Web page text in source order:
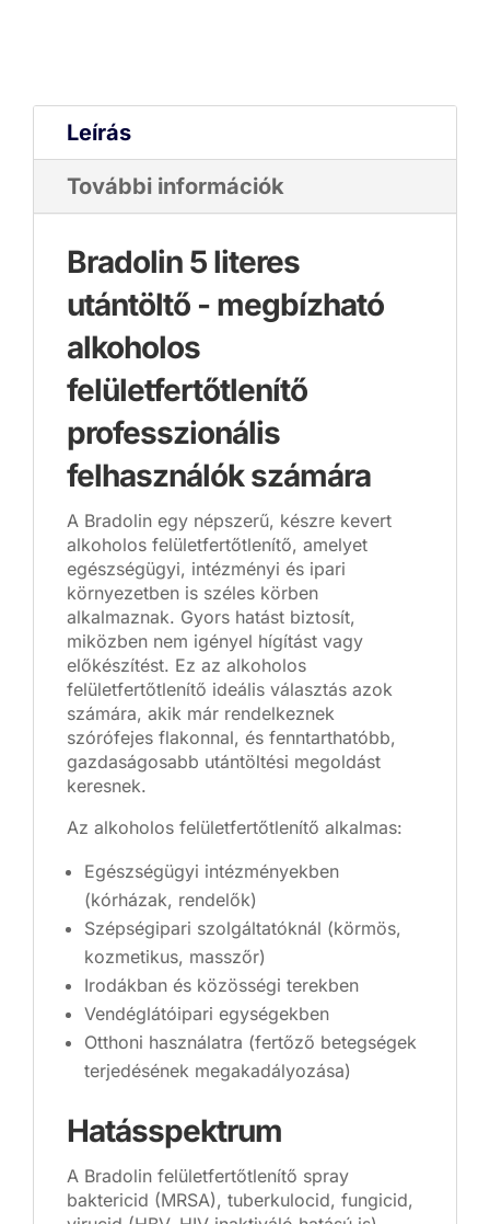
Leírás
További információk
Bradolin 5 literes
utántöltő - megbízható
alkoholos
felületfertőtlenítő
professzionális
felhasználók számára
A Bradolin egy népszerű, készre kevert
alkoholos felületfertőtlenítő, amelyet
egészségügyi, intézményi és ipari
környezetben is széles körben
alkalmaznak. Gyors hatást biztosít,
miközben nem igényel hígítást vagy
előkészítést. Ez az alkoholos
felületfertőtlenítő ideális választás azok
számára, akik már rendelkeznek
szórófejes flakonnal, és fenntarthatóbb,
gazdaságosabb utántöltési megoldást
keresnek.
Az alkoholos felületfertőtlenítő alkalmas:
Egészségügyi intézményekben
(kórházak, rendelők)
Szépségipari szolgáltatóknál (körmös,
kozmetikus, masszőr)
Irodákban és közösségi terekben
Vendéglátóipari egységekben
Otthoni használatra (fertőző betegségek
terjedésének megakadályozása)
Hatásspektrum
A Bradolin felületfertőtlenítő spray
baktericid (MRSA), tuberkulocid, fungicid,